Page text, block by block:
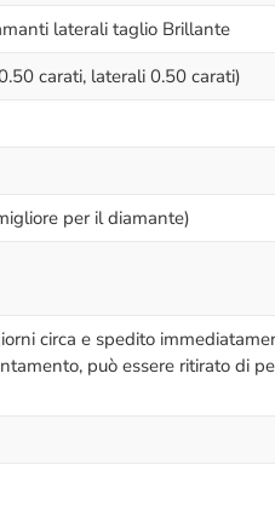
laterali taglio Brillante
carati, laterali 0.50 carati)
per il diamante)
circa e spedito
può essere ritirato di